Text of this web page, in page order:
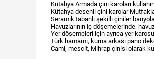
Kütahya Armada çini karoları
Kütahya desenli çini karolar
Seramik tabanlı şekilli çiniler
Havuzlarının iç döşemelerinde,
Yer döşemeleri için ayrıca yer
Türk hamamı, kurna arkası pano
Cami, mescit, Mihrap çinisi olarak